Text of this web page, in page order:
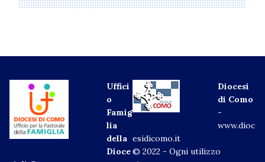
Uffici
o
Famig
lia
della
Dioce
Diocesi
di Como
-
www.dioc
esidicomo.it
© 2022 - Ogni utilizzo